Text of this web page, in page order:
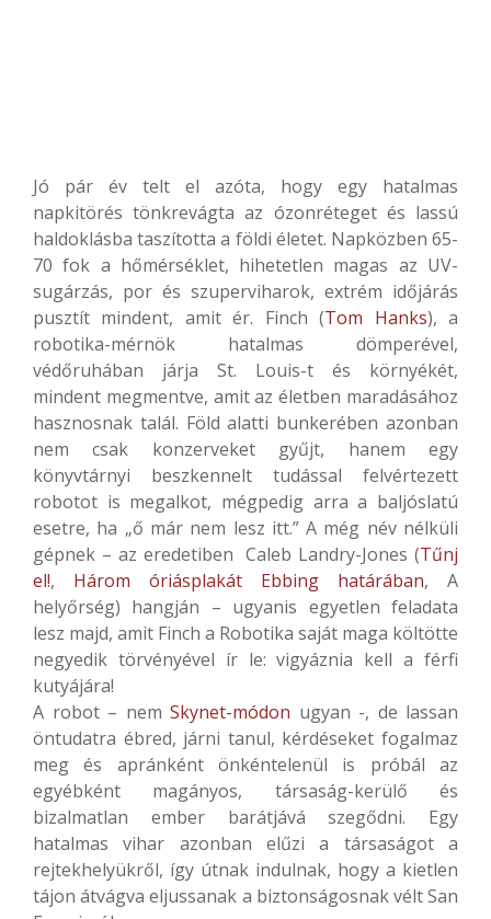
Jó pár év telt el azóta, hogy egy hatalmas
napkitörés tönkrevágta az ózonréteget és lassú
haldoklásba taszította a földi életet. Napközben 65-
70 fok a hőmérséklet, hihetetlen magas az UV-
sugárzás, por és szuperviharok, extrém időjárás
pusztít mindent, amit ér. Finch (Tom Hanks), a
robotika-mérnök hatalmas dömperével,
védőruhában járja St. Louis-t és környékét,
mindent megmentve, amit az életben maradásához
hasznosnak talál. Föld alatti bunkerében azonban
nem csak konzerveket gyűjt, hanem egy
könyvtárnyi beszkennelt tudással felvértezett
robotot is megalkot, mégpedig arra a baljóslatú
esetre, ha „ő már nem lesz itt.” A még név nélküli
gépnek – az eredetiben Caleb Landry-Jones (Tűnj
el!, Három óriásplakát Ebbing határában, A
helyőrség) hangján – ugyanis egyetlen feladata
lesz majd, amit Finch a Robotika saját maga költötte
negyedik törvényével ír le: vigyáznia kell a férfi
kutyájára!
A robot – nem Skynet-módon ugyan -, de lassan
öntudatra ébred, járni tanul, kérdéseket fogalmaz
meg és apránként önkéntelenül is próbál az
egyébként magányos, társaság-kerülő és
bizalmatlan ember barátjává szegődni. Egy
hatalmas vihar azonban elűzi a társaságot a
rejtekhelyükről, így útnak indulnak, hogy a kietlen
tájon átvágva eljussanak a biztonságosnak vélt San